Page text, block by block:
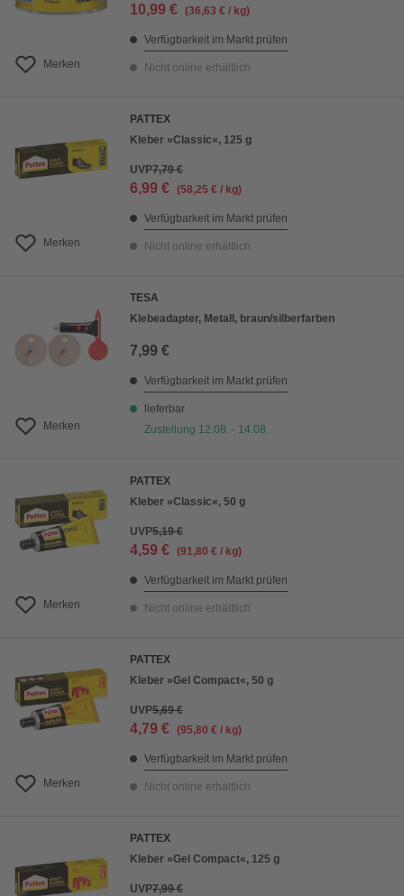
Merken
10,99 € (36,63 € / kg)
Verfügbarkeit im Markt prüfen
Nicht online erhältlich
Merken
PATTEX
Kleber »Classic«, 125 g
UVP7,79 €
6,99 € (58,25 € / kg)
Verfügbarkeit im Markt prüfen
Nicht online erhältlich
Merken
TESA
Klebeadapter, Metall, braun/silberfarben
7,99 €
Verfügbarkeit im Markt prüfen
lieferbar
Zustellung 12.08. - 14.08.
Merken
PATTEX
Kleber »Classic«, 50 g
UVP5,19 €
4,59 € (91,80 € / kg)
Verfügbarkeit im Markt prüfen
Nicht online erhältlich
Merken
PATTEX
Kleber »Gel Compact«, 50 g
UVP5,69 €
4,79 € (95,80 € / kg)
Verfügbarkeit im Markt prüfen
Nicht online erhältlich
PATTEX
Kleber »Gel Compact«, 125 g
UVP7,99 €